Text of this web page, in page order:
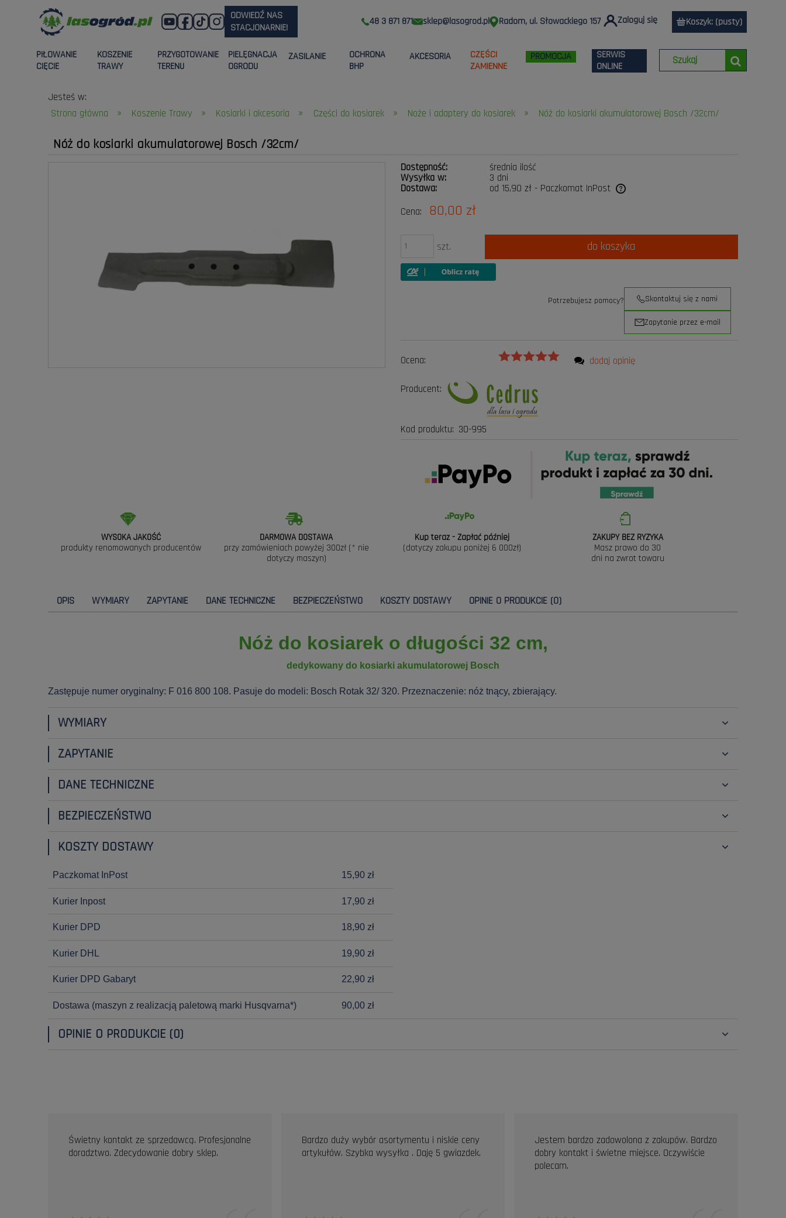
48 3 871 871 sklep@lasogrod.pl Radom, ul. Słowackiego 157 Zaloguj się Koszyk: (pusty)
ODWIEDŹ NAS
STACJONARNIE!
PIŁOWANIE
CIĘCIE
KOSZENIE
TRAWY
PRZYGOTOWANIE
TERENU
PIELĘGNACJA
OGRODU
ZASILANIE
OCHRONA
BHP
AKCESORIA
CZĘŚCI
ZAMIENNE
PROMOCJA
SERWIS
ONLINE
Jesteś w:
Strona główna
» Koszenie Trawy » Kosiarki i akcesoria » Części do kosiarek » Noże i adaptery do kosiarek » Nóż do kosiarki akumulatorowej Bosch /32cm/
Nóż do kosiarki akumulatorowej Bosch /32cm/
Dostępność:
średnia ilość
Wysyłka w:
3 dni
Dostawa:
od 15,90 zł - Paczkomat InPost
Cena nie zawiera ewentualnych kosztów
Cena: 80,00 zł
szt. do koszyka
Potrzebujesz pomocy? Skontaktuj się z nami
Zapytanie przez e-mail
Ocena:
Producent:
Kod produktu: 30-995
dodaj opinię
WYSOKA JAKOŚĆ
produkty renomowanych producentów
DARMOWA DOSTAWA
przy zamówieniach powyżej 300zł (* nie
dotyczy maszyn)
Kup teraz - Zapłać później
(dotyczy zakupu poniżej 6 000zł)
ZAKUPY BEZ RYZYKA
Masz prawo do 30
dni na zwrot towaru
OPIS WYMIARY ZAPYTANIE DANE TECHNICZNE BEZPIECZEŃSTWO KOSZTY DOSTAWY OPINIE O PRODUKCIE (0)
Nóż do kosiarek o długości 32 cm,
dedykowany do kosiarki akumulatorowej Bosch
Zastępuje numer oryginalny: F 016 800 108. Pasuje do modeli: Bosch Rotak 32/ 320. Przeznaczenie: nóż tnący, zbierający.
WYMIARY
ZAPYTANIE
DANE TECHNICZNE
BEZPIECZEŃSTWO
KOSZTY DOSTAWY
Paczkomat InPost 15,90 zł
Kurier Inpost 17,90 zł
Kurier DPD 18,90 zł
Kurier DHL 19,90 zł
Kurier DPD Gabaryt 22,90 zł
Dostawa (maszyn z realizacją paletową marki Husqvarna*) 90,00 zł
OPINIE O PRODUKCIE (0)
Świetny kontakt ze sprzedawcą. Profesjonalne
doradztwo. Zdecydowanie dobry sklep.
Bardzo duży wybór asortymentu i niskie ceny
artykułów. Szybka wysyłka . Daję 5 gwiazdek.
Jestem bardzo zadowolona z zakupów. Bardzo
dobry kontakt i świetne miejsce. Oczywiście
polecam.